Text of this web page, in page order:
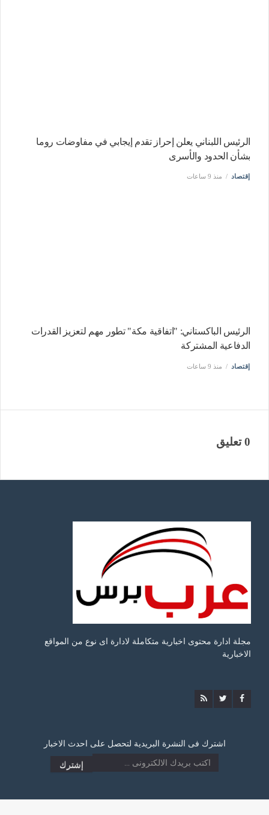
الرئيس اللبناني يعلن إحراز تقدم إيجابي في مفاوضات روما
بشأن الحدود والأسرى
إقتصاد منذ 9 ساعات
الرئيس الباكستاني: "اتفاقية مكة" تطور مهم لتعزيز القدرات
الدفاعية المشتركة
إقتصاد منذ 9 ساعات
0 تعليق
مجلة ادارة محتوى اخبارية متكاملة لادارة اى نوع من المواقع
الاخبارية
اشترك فى النشرة البريدية لتحصل على احدث الاخبار